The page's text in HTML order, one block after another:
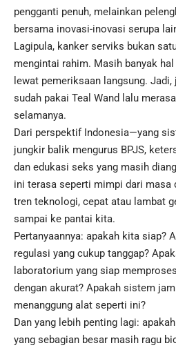
pengganti penuh, melainkan
bersama inovasi-inovasi serupa
Lagipula, kanker serviks bukan
mengintai rahim. Masih banyak
lewat pemeriksaan langsung.
sudah pakai Teal Wand lalu
selamanya.
Dari perspektif Indonesia—yang
jungkir balik mengurus BPJS,
dan edukasi seks yang masih
ini terasa seperti mimpi dari masa
tren teknologi, cepat atau lambat
sampai ke pantai kita.
Pertanyaannya: apakah kita siap?
regulasi yang cukup tanggap?
laboratorium yang siap
dengan akurat? Apakah sistem
menanggung alat seperti ini?
Dan yang lebih penting lagi:
yang sebagian besar masih ragu